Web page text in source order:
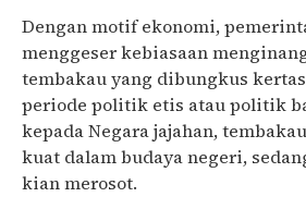
Dengan motif ekonomi,
menggeser kebiasaan
tembakau yang dibungkus
periode politik etis atau politik
kepada Negara jajahan,
kuat dalam budaya negeri,
kian merosot.